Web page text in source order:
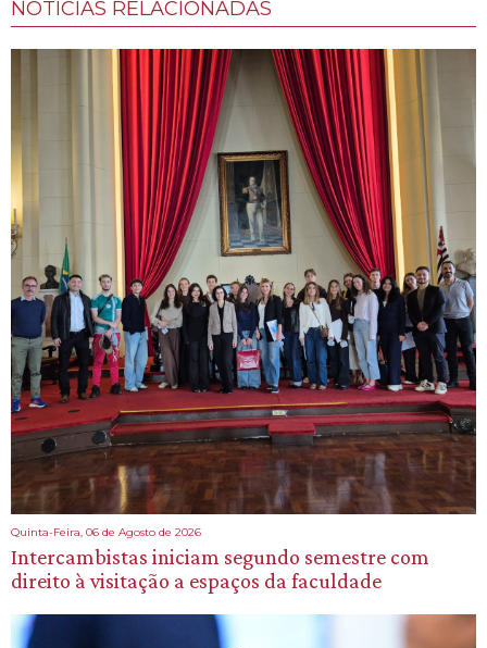
NOTÍCIAS RELACIONADAS
Quinta-Feira, 06 de Agosto de 2026
Intercambistas iniciam segundo semestre com
direito à visitação a espaços da faculdade